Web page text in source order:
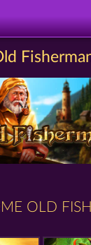
OLD